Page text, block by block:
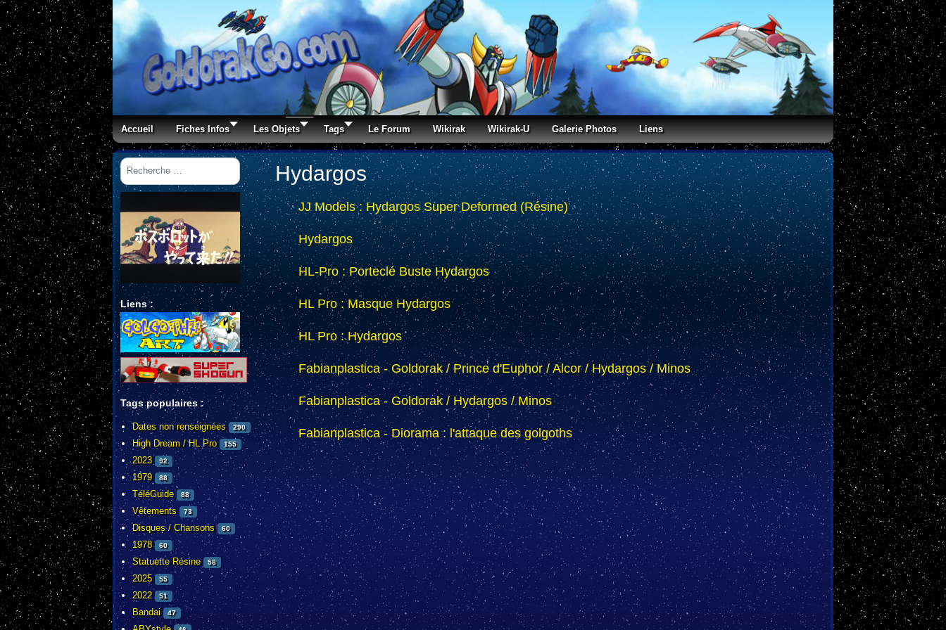
Accueil Fiches Infos Les Objets Tags Le Forum Wikirak Wikirak-U Galerie Photos Liens
Rechercher
Liens :
Tags populaires :
Dates non renseignées 290
High Dream / HL Pro 155
2023 92
1979 88
TéléGuide 88
Vêtements 73
Disques / Chansons 60
1978 60
Statuette Résine 58
2025 55
2022 51
Bandai 47
Hydargos
JJ Models : Hydargos Super Deformed (Résine)
Hydargos
HL-Pro : Porteclé Buste Hydargos
HL Pro : Masque Hydargos
HL Pro : Hydargos
Fabianplastica - Goldorak / Prince d'Euphor / Alcor / Hydargos / Minos
Fabianplastica - Goldorak / Hydargos / Minos
Fabianplastica - Diorama : l'attaque des golgoths